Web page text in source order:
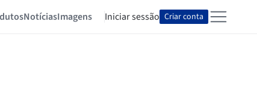
NotíciasImagens Iniciar sessão Criar conta